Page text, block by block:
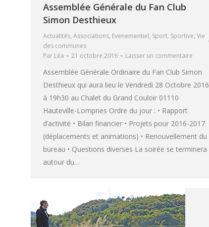
Assemblée Générale du Fan Club
Simon Desthieux
Actualités, Associations, Evenementiel, Sport, Sportive, Vie
des communes
Par Léa 21 octobre 2016 Laisser un commentaire
Assemblée Générale Ordinaire du Fan Club Simon
Desthieux qui aura lieu le Vendredi 28 Octobre 2016
à 19h30 au Chalet du Grand Couloir 01110
Hauteville-Lompnes Ordre du jour : • Rapport
d’activité • Bilan financier • Projets pour 2016-2017
(déplacements et animations) • Renouvellement du
bureau • Questions diverses La soirée se terminera
autour du…